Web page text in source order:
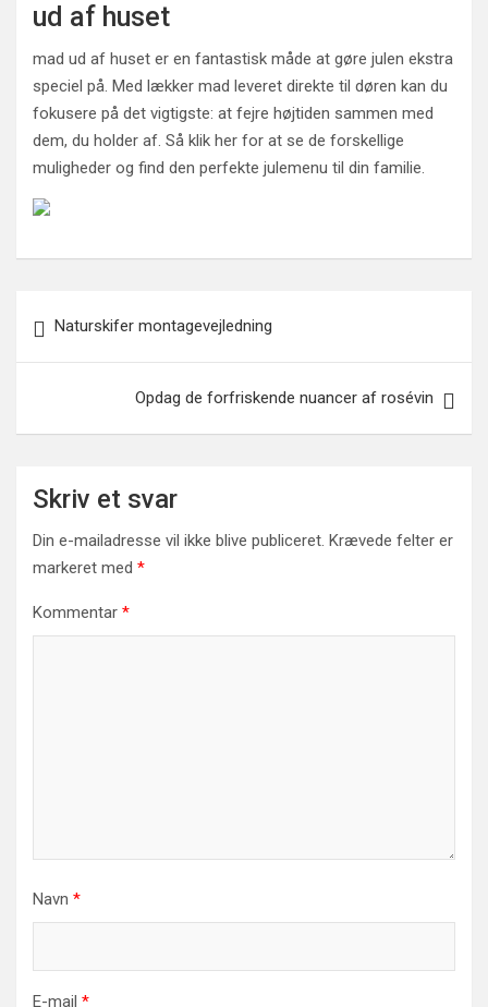
ud af huset
mad ud af huset er en fantastisk måde at gøre julen ekstra
speciel på. Med lækker mad leveret direkte til døren kan du
fokusere på det vigtigste: at fejre højtiden sammen med
dem, du holder af. Så klik her for at se de forskellige
muligheder og find den perfekte julemenu til din familie.
Naturskifer montagevejledning
Opdag de forfriskende nuancer af rosévin
Skriv et svar
Din e-mailadresse vil ikke blive publiceret. Krævede felter er
markeret med *
Kommentar *
Navn *
E-mail *